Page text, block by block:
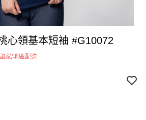
心領基本短袖 #G10072
國家/地區配送